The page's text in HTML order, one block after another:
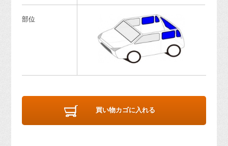
部位
買い物カゴに入れる